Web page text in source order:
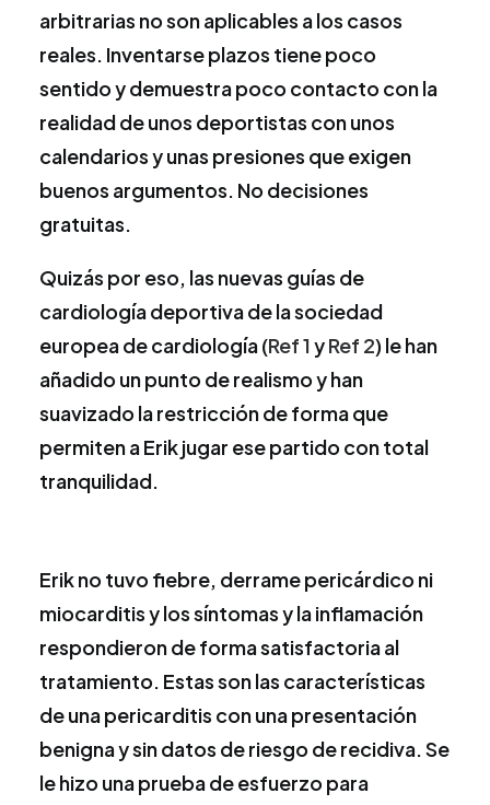
arbitrarias no son aplicables a los casos
reales. Inventarse plazos tiene poco
sentido y demuestra poco contacto con la
realidad de unos deportistas con unos
calendarios y unas presiones que exigen
buenos argumentos. No decisiones
gratuitas.
Quizás por eso, las nuevas guías de
cardiología deportiva de la sociedad
europea de cardiología (Ref 1 yRef 2) le han
añadido un punto de realismo y han
suavizado la restricción de forma que
permiten a Erik jugar ese partido con total
tranquilidad.
Erik no tuvo fiebre, derrame pericárdico ni
miocarditis y los síntomas y la inflamación
respondieron de forma satisfactoria al
tratamiento. Estas son las características
de una pericarditis con una presentación
benigna y sin datos de riesgo de recidiva. Se
le hizo una prueba de esfuerzo para